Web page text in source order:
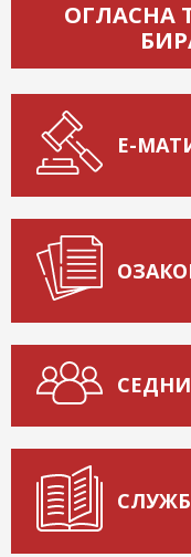
ОГЛАСНА
Е-